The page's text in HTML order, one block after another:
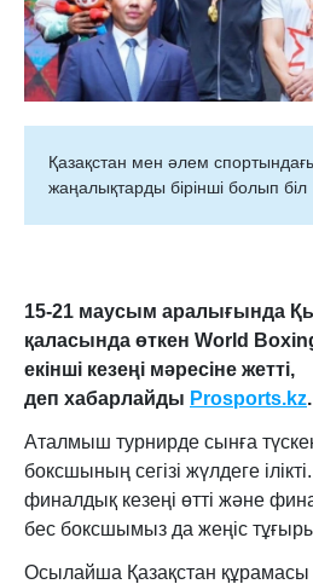
Қазақстан мен әлем
жаңалықтарды бірінші болып біл
15-21 маусым аралығында
қаласында өткен World
екінші кезеңі мәресіне жетті,
деп хабарлайды Prosports.kz.
Аталмыш турнирде сынға
боксшының сегізі жүлдеге
финалдық кезеңі өтті және
бес боксшымыз да жеңіс
Осылайша Қазақстан